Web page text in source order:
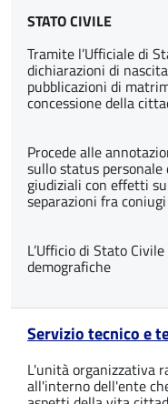
STATO CIVILE
Tramite l’Ufficiale di
dichiarazioni di
pubblicazioni di
concessione della
Procede alle
sullo status
giudiziali con effetti
separazioni fra
L’Ufficio di Stato
demografiche
Servizio tecnico e
L'unità organizzativa
all'interno dell'ente